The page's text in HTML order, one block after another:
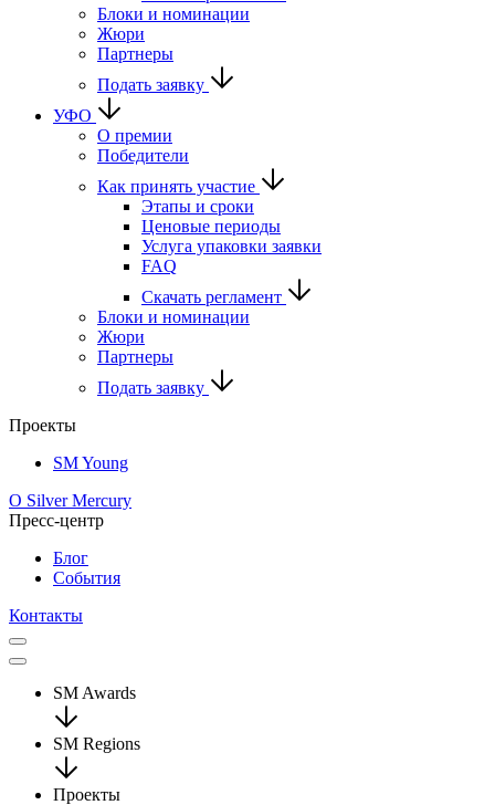
Блоки и номинации
Жюри
Партнеры
Подать заявку
УФО
О премии
Победители
Как принять участие
Этапы и сроки
Ценовые периоды
Услуга упаковки заявки
FAQ
Скачать регламент
Блоки и номинации
Жюри
Партнеры
Подать заявку
Проекты
SM Young
О Silver Mercury
Пресс-центр
Блог
События
Контакты
SM Awards
SM Regions
Проекты